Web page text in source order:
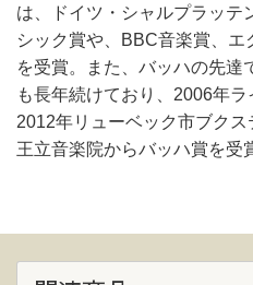
は、ドイツ・シャルプラッテ
シック賞や、BBC音楽賞、
を受賞。また、バッハの先達
も長年続けており、2006年ラ
2012年リューベック市ブク
王立音楽院からバッハ賞を受